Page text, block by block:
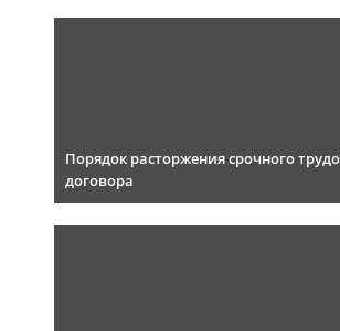
Порядок расторжения срочного
договора